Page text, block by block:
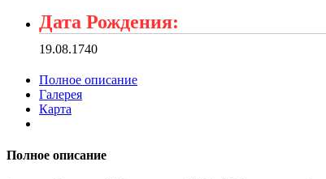
Дата Рождения:
19.08.1740
Полное описание
Галерея
Карта
Полное описание